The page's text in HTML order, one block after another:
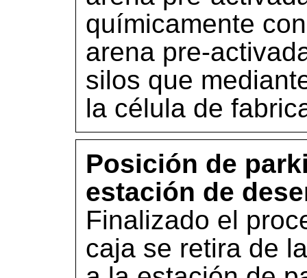
químicamente
arena pre-
silos que
la célula de
Posición de
estación de
Finalizado el
caja se retira de